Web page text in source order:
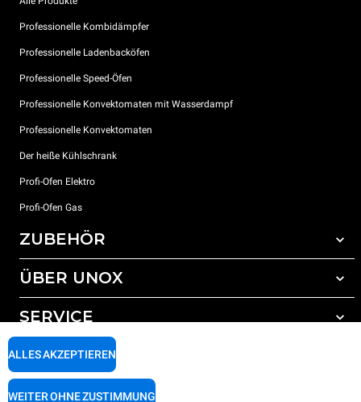
Professionelle Kombidämpfer
Professionelle Ladenbacköfen
Professionelle Speed-Öfen
Professionelle Konvektomaten mit Wasserdampf
Professionelle Konvektomaten
Der heiße Kühlschrank
Profi-Ofen Elektro
Profi-Ofen Gas
ZUBEHÖR
Gesamtes Zubehör
Wasseraufbereitung mit Kunstharzfiltern
Wasseraufbereitung durch Umkehrosmose
ÜBER UNOX
Unsere Standorte weltweit
SERVICE
Unox garantie
Händler Suche
ALLES AKZEPTIEREN
WEITER OHNE ZUSTIMMUNG